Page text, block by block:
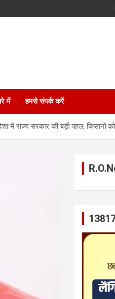
में हमसे संपर्क करें
में राज्य सरकार की बड़ी पहल, किसानों